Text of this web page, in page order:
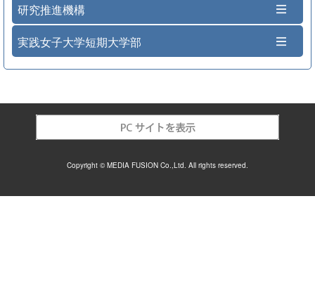
研究推進機構
実践女子大学短期大学部
Copyright © MEDIA FUSION Co.,Ltd. All rights reserved.